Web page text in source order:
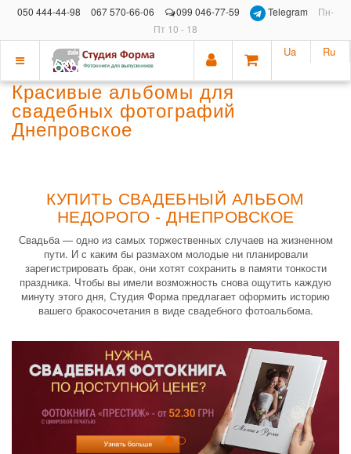
050 444-44-98 067 570-66-06 099 046-77-59 Telegram
Пн-
Пт 10 - 18
Показать
меню
Ua Ru
Красивые альбомы для
свадебных фотографий
Днепровское
КУПИТЬ СВАДЕБНЫЙ АЛЬБОМ
НЕДОРОГО - ДНЕПРОВСКОЕ
Свадьба — одно из самых торжественных случаев на жизненном
пути. И с каким бы размахом молодые ни планировали
зарегистрировать брак, они хотят сохранить в памяти тонкости
праздника. Чтобы вы имели возможность снова ощутить каждую
минуту этого дня, Студия Форма предлагает оформить историю
вашего бракосочетания в виде свадебного фотоальбома.